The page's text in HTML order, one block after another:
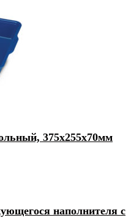
375х255х70мм
наполнителя с